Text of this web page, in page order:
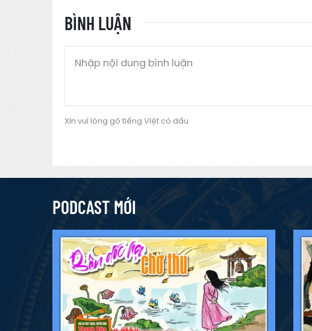
BÌNH LUẬN
Xin vui lòng gõ tiếng Việt có dấu
PODCAST MỚI